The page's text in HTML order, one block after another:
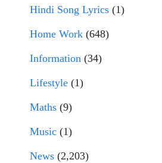
Hindi Song Lyrics (1)
Home Work (648)
Information (34)
Lifestyle (1)
Maths (9)
Music (1)
News (2,203)